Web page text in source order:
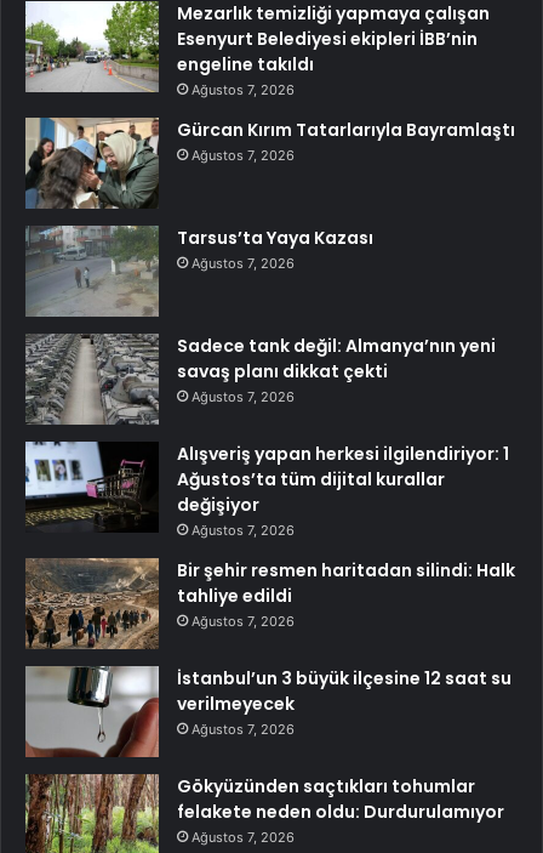
Mezarlık temizliği yapmaya çalışan
Esenyurt Belediyesi ekipleri İBB’nin
engeline takıldı
Ağustos 7, 2026
Gürcan Kırım Tatarlarıyla Bayramlaştı
Ağustos 7, 2026
Tarsus’ta Yaya Kazası
Ağustos 7, 2026
Sadece tank değil: Almanya’nın yeni
savaş planı dikkat çekti
Ağustos 7, 2026
Alışveriş yapan herkesi ilgilendiriyor: 1
Ağustos’ta tüm dijital kurallar
değişiyor
Ağustos 7, 2026
Bir şehir resmen haritadan silindi: Halk
tahliye edildi
Ağustos 7, 2026
İstanbul’un 3 büyük ilçesine 12 saat su
verilmeyecek
Ağustos 7, 2026
Gökyüzünden saçtıkları tohumlar
felakete neden oldu: Durdurulamıyor
Ağustos 7, 2026